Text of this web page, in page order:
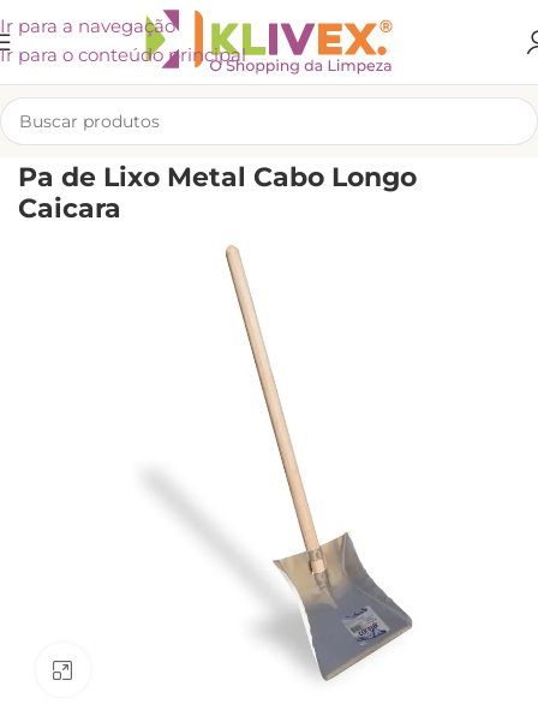
Ir para a navegação
Ir para o conteúdo principal
INÍCIO/KLIVEX
Pa de Lixo Metal Cabo Longo
Caicara